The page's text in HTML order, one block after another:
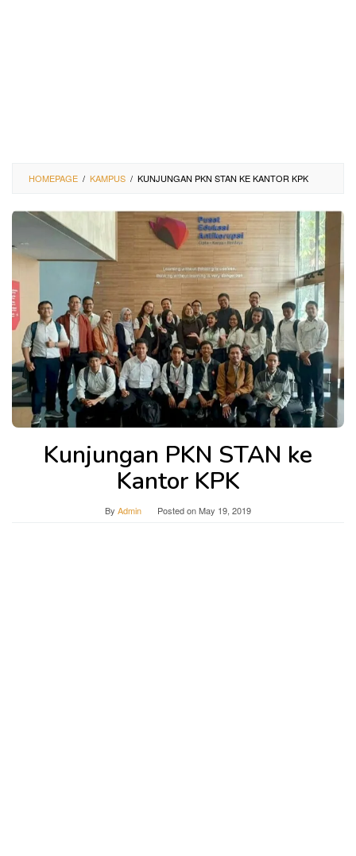
HOMEPAGE / KAMPUS / KUNJUNGAN PKN STAN KE KANTOR KPK
Kunjungan PKN STAN ke
Kantor KPK
By Admin Posted onMay 19, 2019